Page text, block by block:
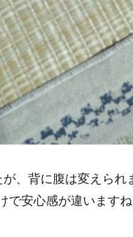
、背に腹は変えられ
安心感が違いますね